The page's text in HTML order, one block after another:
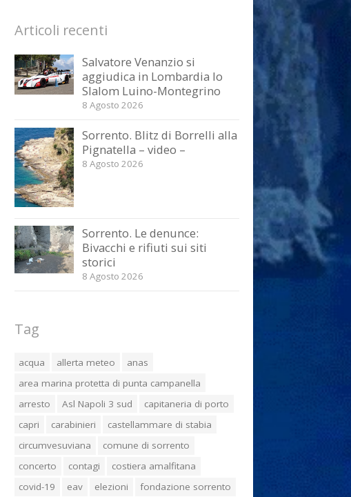
Articoli recenti
Salvatore Venanzio si
aggiudica in Lombardia lo
Slalom Luino-Montegrino
8 Agosto 2026
Sorrento. Blitz di Borrelli alla
Pignatella – video –
8 Agosto 2026
Sorrento. Le denunce:
Bivacchi e rifiuti sui siti
storici
8 Agosto 2026
Tag
acqua allerta meteo
anas
area marina protetta di punta campanella
arresto
Asl Napoli 3 sud
capitaneria di porto
capri
carabinieri
castellammare di stabia
circumvesuviana
comune di sorrento
concerto
contagi
costiera amalfitana
covid-19
eav elezioni
fondazione sorrento